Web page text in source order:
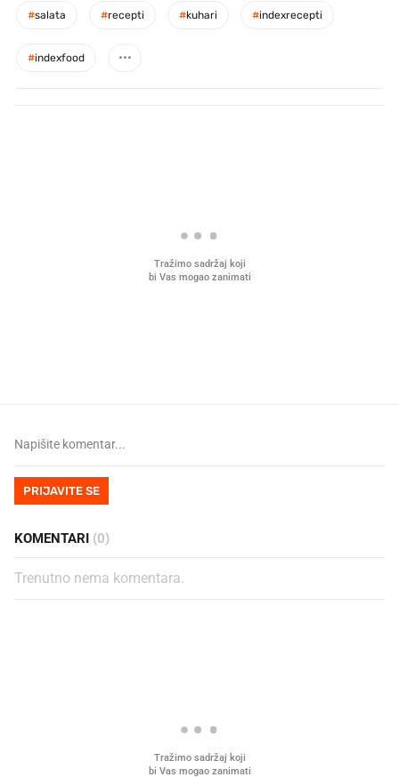
#salata #recepti #kuhari #indexrecepti
#indexfood
PRIJAVITE SE
KOMENTARI (0)
Trenutno nema komentara.